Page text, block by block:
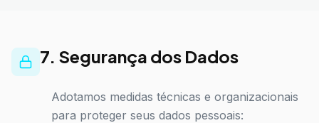
7. Segurança dos Dados
Adotamos medidas técnicas e organizacionais
para proteger seus dados pessoais: